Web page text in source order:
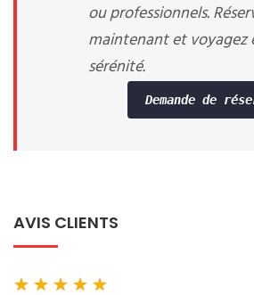
ou professionnels.
maintenant et voyagez
sérénité.
Demande de
AVIS CLIENTS
★★★★★